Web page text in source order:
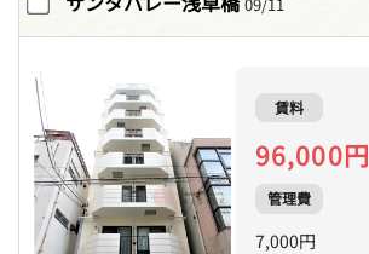
09/11
賃料
96,000円
管理費
7,000円